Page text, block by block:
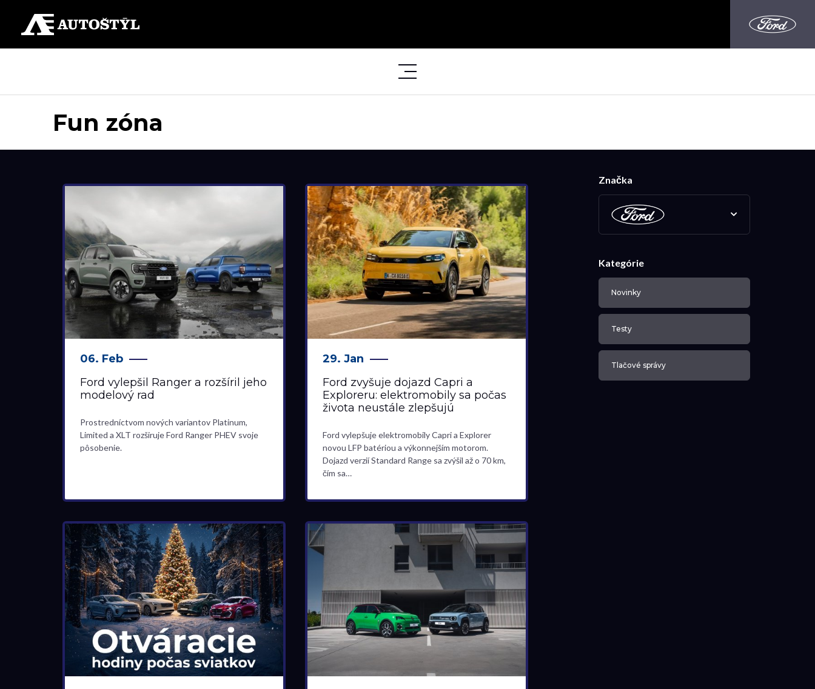
Fun zóna
Značka
Kategórie
Novinky
Testy
Tlačové správy
06. Feb
Ford vylepšil Ranger a rozšíril jeho
modelový rad
Prostredníctvom nových variantov Platinum,
Limited a XLT rozširuje Ford Ranger PHEV svoje
pôsobenie.
29. Jan
Ford zvyšuje dojazd Capri a
Exploreru: elektromobily sa počas
života neustále zlepšujú
Ford vylepšuje elektromobily Capri a Explorer
novou LFP batériou a výkonnejším motorom.
Dojazd verzií Standard Range sa zvýšil až o 70 km,
čím sa…